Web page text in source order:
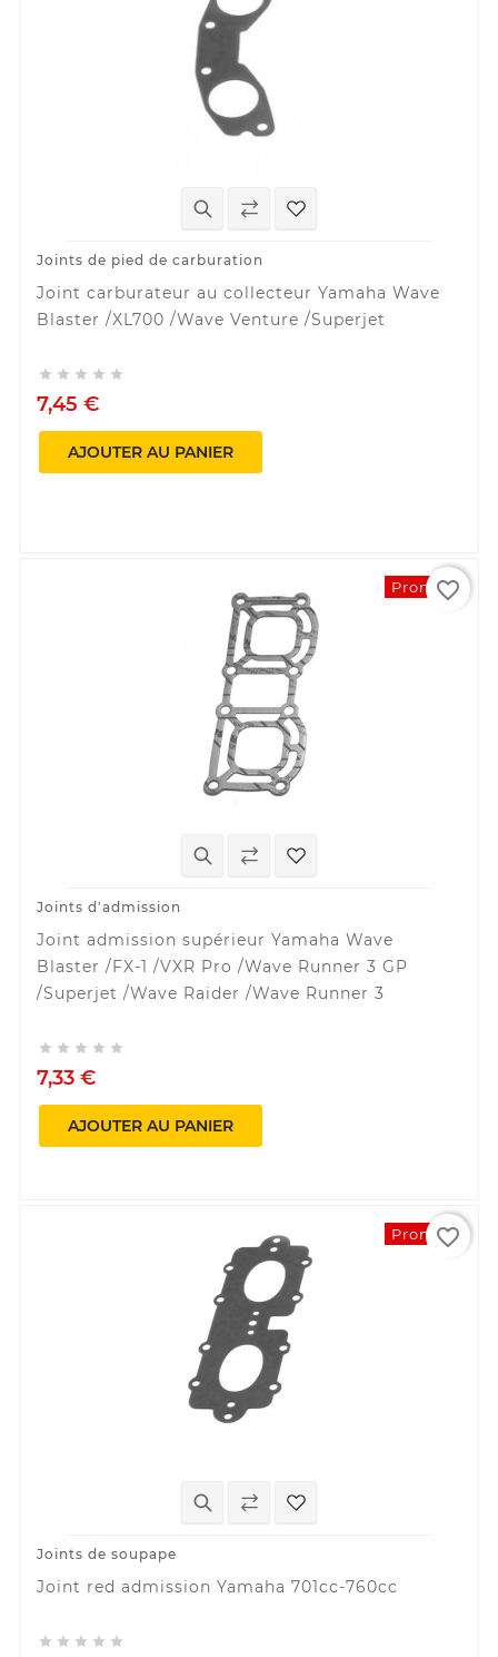
Joints de pied de carburation
Joint carburateur au collecteur Yamaha Wave
Blaster /XL700 /Wave Venture /Superjet
    
7,45 €
AJOUTER AU PANIER
Promo !
Joints d'admission
Joint admission supérieur Yamaha Wave
Blaster /FX-1 /VXR Pro /Wave Runner 3 GP
/Superjet /Wave Raider /Wave Runner 3
    
7,33 €
AJOUTER AU PANIER
favorite_border
Promo !
Joints de soupape
Joint red admission Yamaha 701cc-760cc
    
favorite_border